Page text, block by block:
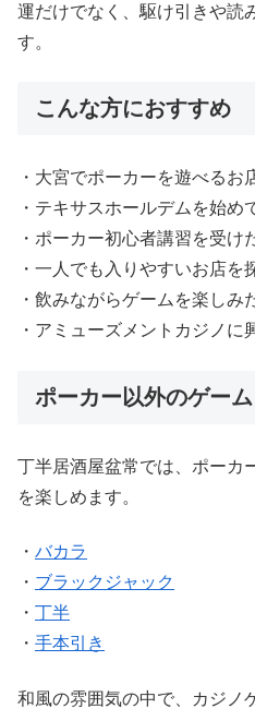
運だけでなく、駆け引きや読
す。
こんな方におすすめ
・大宮でポーカーを遊べるお
・テキサスホールデムを始め
・ポーカー初心者講習を受け
・一人でも入りやすいお店を
・飲みながらゲームを楽しみ
・アミューズメントカジノに
ポーカー以外のゲー
丁半居酒屋盆常では、ポーカ
を楽しめます。
・ バカラ
・ ブラックジャック
・ 丁半
・ 手本引き
和風の雰囲気の中で、カジノ